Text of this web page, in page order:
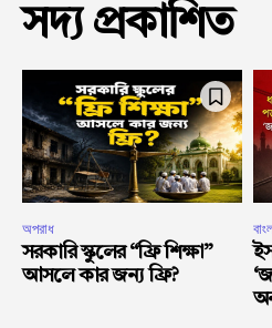
সদ্য প্রকাশিত
অপরাধ
সরকারি স্কুলের “ফ্রি শিক্ষা”
আসলে কার জন্য ফ্রি?